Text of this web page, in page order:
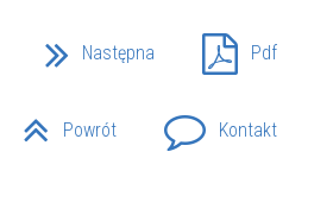
Następna Pdf
Powrót Kontakt